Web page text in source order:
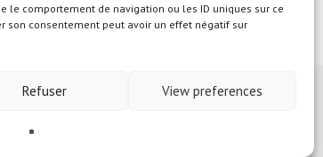
le comportement de navigation ou les ID uniques sur ce
son consentement peut avoir un effet négatif sur
Refuser View preferences
la solutionSerenea®